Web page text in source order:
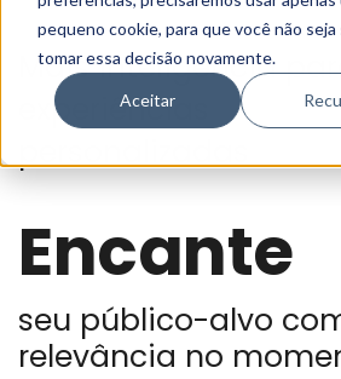
pequeno cookie, para que você não seja
tomar essa decisão novamente.
Aceitar
Mais inteligência
experiências
Encante
seu público-alvo
relevância no